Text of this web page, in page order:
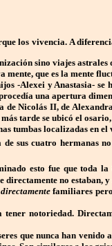
los vivencia. A
sino viajes
que es la mente
-Alexei y Anastasia-
una apertura
Nicolás II, de
tarde se ubicó el
tumbas localizadas en
sus cuatro hermanas
esto fue que toda
no
familiares
notoriedad.
que nunca han venido